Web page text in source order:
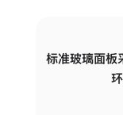
标准玻璃面板